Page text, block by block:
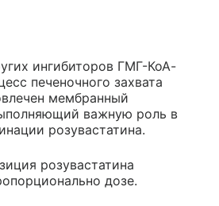
ингибиторов ГМГ-КоА-
печеночного захвата
мембранный
важную роль в
розувастатина.
розувастатина
дозе.